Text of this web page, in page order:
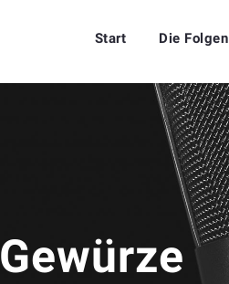
Start Die Folgen
Gewürze